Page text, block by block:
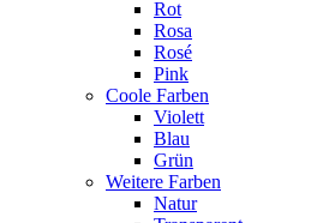
Rot
Rosa
Rosé
Pink
Coole Farben
Violett
Blau
Grün
Weitere Farben
Natur